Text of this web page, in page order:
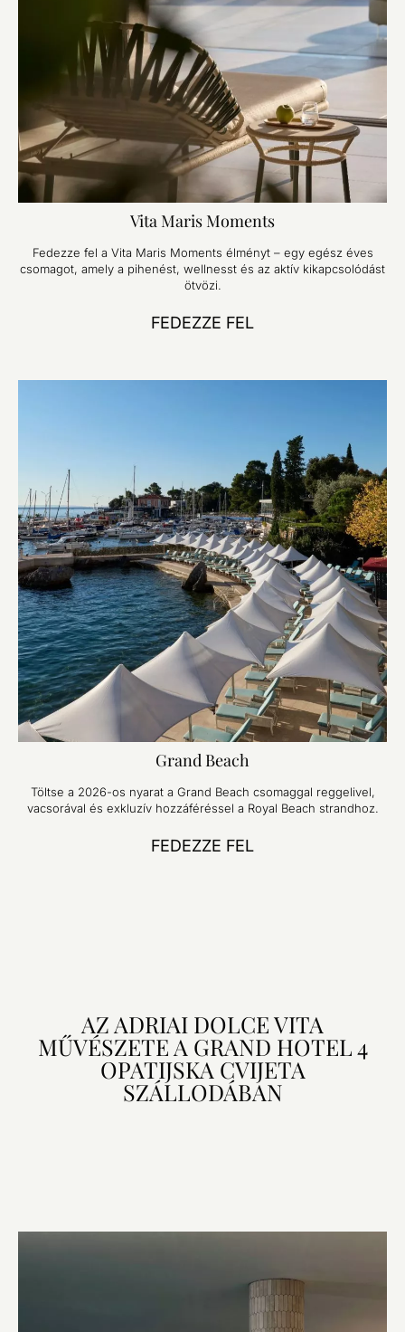
Vita Maris Moments
Fedezze fel a Vita Maris Moments élményt – egy egész éves
csomagot, amely a pihenést, wellnesst és az aktív kikapcsolódást
ötvözi.
FEDEZZE FEL
Grand Beach
Töltse a 2026-os nyarat a Grand Beach csomaggal reggelivel,
vacsorával és exkluzív hozzáféréssel a Royal Beach strandhoz.
FEDEZZE FEL
AZ ADRIAI DOLCE VITA
MŰVÉSZETE A GRAND HOTEL 4
OPATIJSKA CVIJETA
SZÁLLODÁBAN